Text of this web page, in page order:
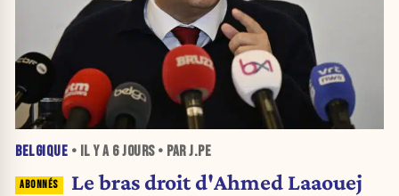
BELGIQUE • IL Y A 6 JOURS• PAR J.PE
Le bras droit d'Ahmed Laaouej